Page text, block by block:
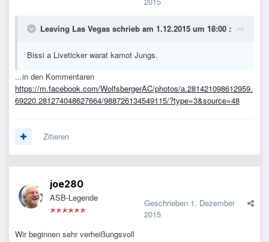
Leaving Las Vegas schrieb am 1.12.2015 um 18:00 :
Bissi a Liveticker warat kamot Jungs.
...in den Kommentaren
https://m.facebook.com/WolfsbergerAC/photos/a.281421098612959.
69220.281274048627664/988726134549115/?type=3&source=48
Zitieren
joe280
ASB-Legende Geschrieben 1. Dezember
2015
Wir beginnen sehr verheißungsvoll